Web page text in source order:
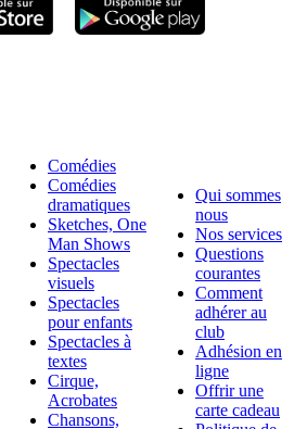
Comédies
Comédies
dramatiques
Sketches, One
Man Shows
Spectacles
visuels
Spectacles
pour enfants
Spectacles à
textes
Cirque,
Acrobates
Chansons,
Qui sommes
nous
Nos services
Questions
courantes
Comment
adhérer au
club
Adhésion en
ligne
Offrir une
carte cadeau